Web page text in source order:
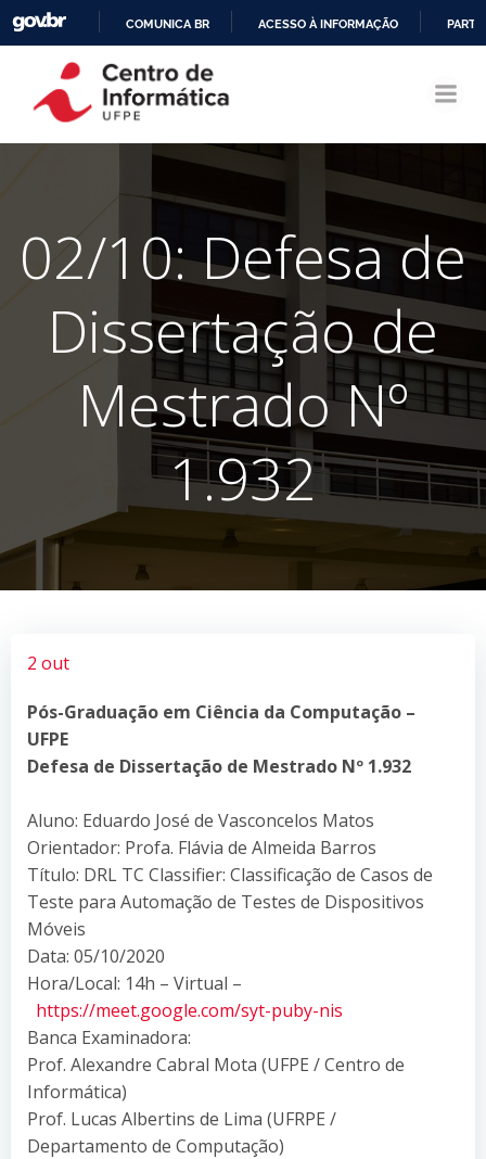
CONTEÚDO
COMUNICA BR ACESSO À INFORMAÇÃO
02/10: Defesa de
Dissertação de
Mestrado Nº
1.932
2 out
Pós-Graduação em Ciência da Computação –
UFPE
Defesa de Dissertação de Mestrado Nº 1.932
Aluno: Eduardo José de Vasconcelos Matos
Orientador: Profa. Flávia de Almeida Barros
Título: DRL TC Classifier: Classificação de Casos de
Teste para Automação de Testes de Dispositivos
Móveis
Data: 05/10/2020
Hora/Local: 14h – Virtual –
https://meet.google.com/syt-puby-nis
Banca Examinadora:
Prof. Alexandre Cabral Mota (UFPE / Centro de
Informática)
Prof. Lucas Albertins de Lima (UFRPE /
Departamento de Computação)